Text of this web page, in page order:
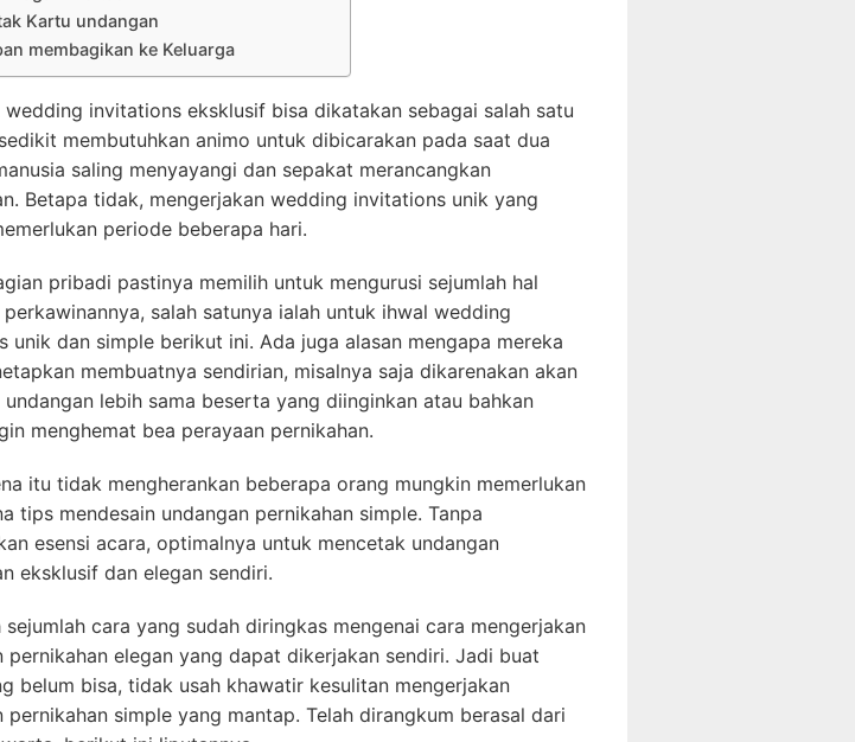
Kartu undangan
membagikan ke Keluarga
wedding invitations eksklusif bisa dikatakan sebagai salah satu
membutuhkan animo untuk dibicarakan pada saat dua
saling menyayangi dan sepakat merancangkan
Betapa tidak, mengerjakan wedding invitations unik yang
periode beberapa hari.
pribadi pastinya memilih untuk mengurusi sejumlah hal
perkawinannya, salah satunya ialah untuk ihwal wedding
unik dan simple berikut ini. Ada juga alasan mengapa mereka
membuatnya sendirian, misalnya saja dikarenakan akan
undangan lebih sama beserta yang diinginkan atau bahkan
menghemat bea perayaan pernikahan.
itu tidak mengherankan beberapa orang mungkin memerlukan
tips mendesain undangan pernikahan simple. Tanpa
esensi acara, optimalnya untuk mencetak undangan
eksklusif dan elegan sendiri.
sejumlah cara yang sudah diringkas mengenai cara mengerjakan
pernikahan elegan yang dapat dikerjakan sendiri. Jadi buat
belum bisa, tidak usah khawatir kesulitan mengerjakan
pernikahan simple yang mantap. Telah dirangkum berasal dari